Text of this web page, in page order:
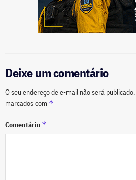
Deixe um comentário
O seu endereço de e-mail não será publicado.
marcados com *
Comentário *